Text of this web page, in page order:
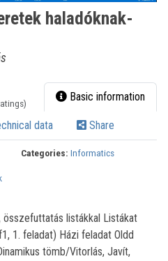
haladóknak-
Basic information
data Share
Categories: Informatics
listákkal Listákat
1. feladat) Házi feladat Oldd
tömb/Vitorlás, Javít,